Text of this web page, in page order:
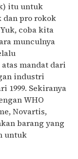
itu untuk
dan pro rokok
coba kita
munculnya
mandat dari
industri
1999. Sekiranya
WHO
Novartis,
barang yang
untuk